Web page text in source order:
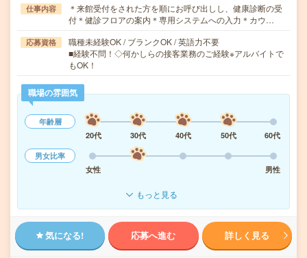
仕事内容
＊来館受付をされた方を順にお呼び出しし、健康診断の受
付＊健診フロアの案内＊専用システムへの入力＊カウ…
応募資格
職種未経験OK / ブランクOK / 英語力不要
■経験不問！◇何かしらの接客業務のご経験※アルバイトで
もOK！
職場の雰囲気
年齢層
20代
30代 40代 50代
60代
男女比率
女性
男性
もっと見る
気になる! 応募へ進む 詳しく見る